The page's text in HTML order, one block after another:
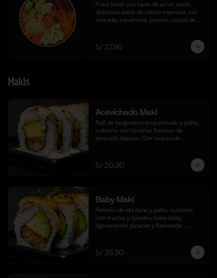
Poke bowl con base de arroz sushi,
deliciosa salsa de ostión especial, col
morada, zanahoria, pepino, cubos de
S/ 27.90
Makis
Acevichado Maki
Roll de langostino empanizado y palta,
cubierto con láminas frescas de
pescado blanco. Con toques de
acevichada. (10 cortes).
S/ 20.90
Baby Maki
Relleno de ebi furai y palta, cubierto
con trucha y nuestra salsa baby
ligeramente picante y flameada.
S/ 25.90